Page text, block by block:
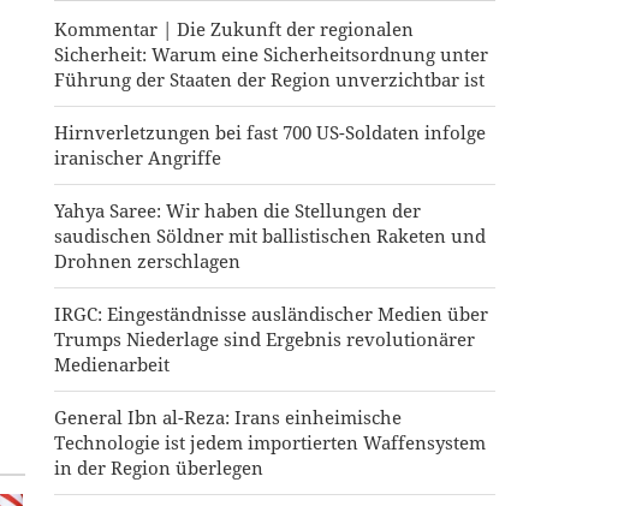
Kommentar | Die Zukunft der regionalen
Sicherheit: Warum eine Sicherheitsordnung unter
Führung der Staaten der Region unverzichtbar ist
Hirnverletzungen bei fast 700 US-Soldaten infolge
iranischer Angriffe
Yahya Saree: Wir haben die Stellungen der
saudischen Söldner mit ballistischen Raketen und
Drohnen zerschlagen
IRGC: Eingeständnisse ausländischer Medien über
Trumps Niederlage sind Ergebnis revolutionärer
Medienarbeit
General Ibn al-Reza: Irans einheimische
Technologie ist jedem importierten Waffensystem
in der Region überlegen